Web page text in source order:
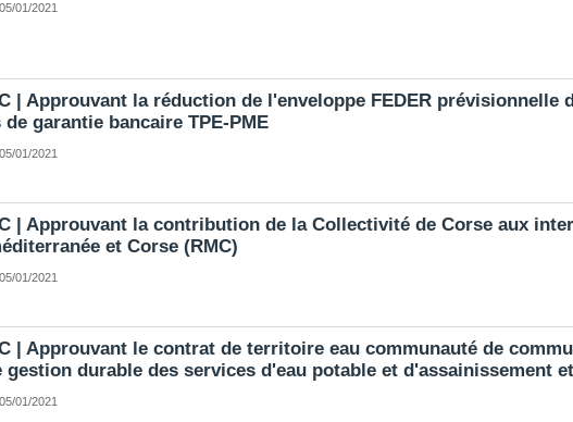
01/2021
| Approuvant la réduction de l'enveloppe FEDER
garantie bancaire TPE-PME
01/2021
| Approuvant la contribution de la Collectivité de Corse aux
et Corse (RMC)
01/2021
| Approuvant le contrat de territoire eau communauté de
gestion durable des services d'eau potable et d'assainissement
01/2021